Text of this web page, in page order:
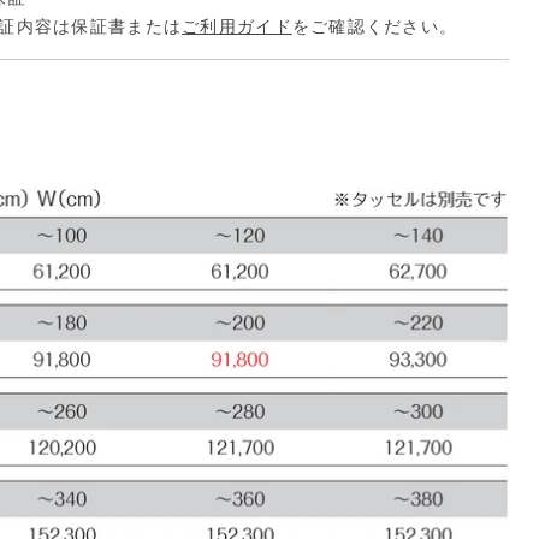
内容は保証書または ご利用ガイド をご確認ください。